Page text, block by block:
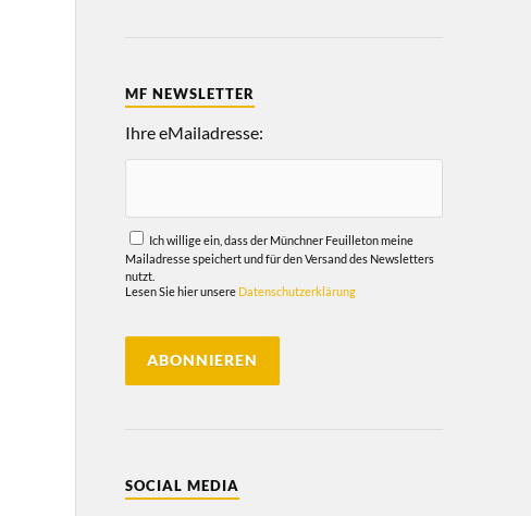
MF NEWSLETTER
Ihre eMailadresse:
Ich willige ein, dass der Münchner Feuilleton meine
Mailadresse speichert und für den Versand des Newsletters
nutzt.
Lesen Sie hier unsere Datenschutzerklärung
SOCIAL MEDIA